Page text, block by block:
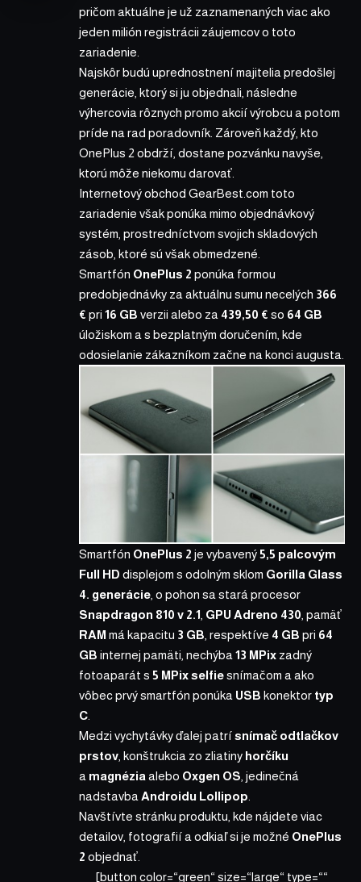
pričom aktuálne je už zaznamenaných viac ako
jeden milión registrácii záujemcov o toto
zariadenie.
Najskôr budú uprednostnení majitelia predošlej
generácie, ktorý si ju objednali, následne
výhercovia rôznych promo akcií výrobcu a potom
príde na rad poradovník. Zároveň každý, kto
OnePlus 2 obdrží, dostane pozvánku navyše,
ktorú môže niekomu darovať.
Internetový obchod GearBest.com toto
zariadenie však ponúka mimo objednávkový
systém, prostredníctvom svojich skladových
zásob, ktoré sú však obmedzené.
Smartfón OnePlus 2 ponúka formou
predobjednávky za aktuálnu sumu necelých 366
€ pri 16 GB verzii alebo za 439,50 € so 64 GB
úložiskom a s bezplatným doručením, kde
odosielanie zákazníkom začne na konci augusta.
Smartfón OnePlus 2 je vybavený5,5 palcovým
Full HD displejom s odolným sklom Gorilla Glass
4. generácie , o pohon sa stará procesor
Snapdragon 810 v 2.1 GPU Adreno 430 , pamäť
RAM má kapacitu 3 GB , respektíve 4 GB pri 64
GB internej pamäti, nechýba 13 MPix zadný
fotoaparát s 5 MPix selfiesnímačom a ako
vôbec prvý smartfón ponúka USB konektor typ
C
Medzi vychytávky ďalej patrísnímač odtlačkov
prstov , konštrukcia zo zliatiny horčíku
a magnézia alebo Oxgen OS , jedinečná
nadstavba Androidu Lollipop
Navštívte stránku produktu, kde nájdete viac
detailov, fotografií a odkiaľ si je možné OnePlus
2 objednať.
[button color=“green“ size=“large“ type=““